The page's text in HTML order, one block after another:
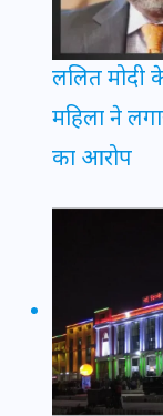
ललित मोदी
महिला ने
का आरोप